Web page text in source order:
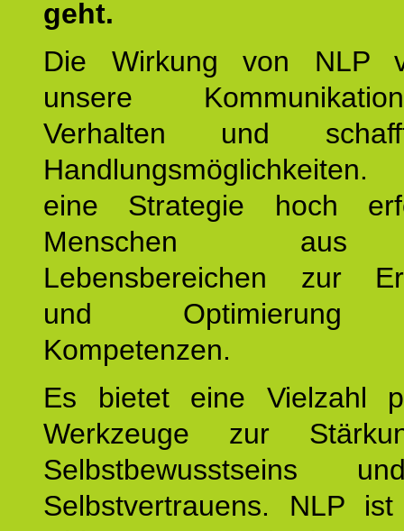
geht.
Die Wirkung von NLP
unsere
Verhalten und
eine Strategie hoch
Menschen
Lebensbereichen zur
und Optimierung
Kompetenzen.
Es bietet eine Vielzahl
Werkzeuge zur
Selbstbewusstseins
Selbstvertrauens. NLP